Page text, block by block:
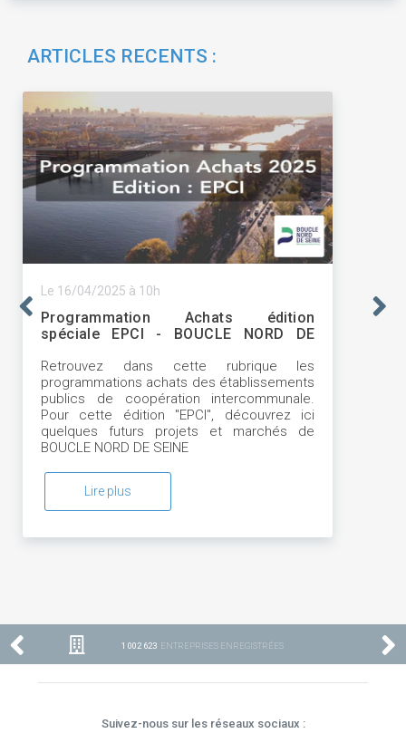
ARTICLES RECENTS :
Le 16/04/2025 à 10h
Programmation Achats édition
spéciale EPCI - BOUCLE NORD DE
Retrouvez dans cette rubrique les
programmations achats des établissements
publics de coopération intercommunale.
Pour cette édition "EPCI", découvrez ici
quelques futurs projets et marchés de
BOUCLE NORD DE SEINE
Lire plus
1 002 623 ENTREPRISES ENREGISTRÉES
Suivez-nous sur les réseaux sociaux :